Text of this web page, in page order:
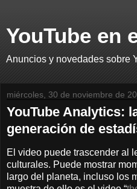
YouTube en
Anuncios y novedades sobre
miércoles, 30 de noviembre de
YouTube Analytics:
generación de
El video puede trascender al
culturales. Puede mostrar
largo del planeta, incluso los